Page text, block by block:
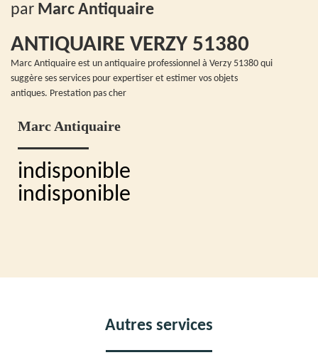
par Marc Antiquaire
ANTIQUAIRE VERZY 51380
Marc Antiquaire est un antiquaire professionnel à Verzy 51380 qui
suggère ses services pour expertiser et estimer vos objets
antiques. Prestation pas cher
Marc Antiquaire
indisponible
indisponible
Autres services